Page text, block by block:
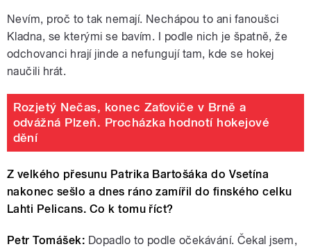
Nevím, proč to tak nemají. Nechápou to ani fanoušci
Kladna, se kterými se bavím. I podle nich je špatně, že
odchovanci hrají jinde a nefungují tam, kde se hokej
naučili hrát.
Rozjetý Nečas, konec Zaťoviče v Brně a
odvážná Plzeň. Procházka hodnotí hokejové
dění
Z velkého přesunu Patrika Bartošáka do Vsetína
nakonec sešlo a dnes ráno zamířil do finského celku
Lahti Pelicans. Co k tomu říct?
Petr Tomášek: Dopadlo to podle očekávání. Čekal jsem,